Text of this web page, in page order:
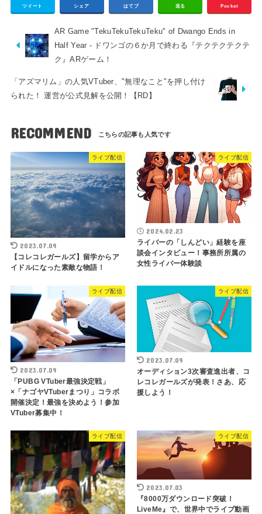
ツイート シェア はてブ 送る Pocket
AR Game "TekuTekuTekuTeku" of Dwango Ends in
Half Year - ドワンゴの６か月で終わる『テクテクテクテ
ク』ARゲーム！
「アズマリム」の人気VTuber、"無理なこと"を押し付け
られた！ 運営が公式見解を公開！【RD】
RECOMMEND
ライブ配信
2023.07.09
【コレコレガールズ】留学からア
イドルになった素敵な物語！
ライブ配信
2024.02.23
ライバーの「しんどい」経験を座
談会インタビュー！事務所所属の
女性ライバー体験談
ライブ配信
2023.07.09
「PUBG VTuber最強決定戦」
×「ナゴヤVTuberまつり」コラボ
開催決定！最強を決めよう！参加
VTuber募集中！
ライブ配信
2023.07.09
オーディション3次審査進出者、コ
レコレガールズが発表！さあ、応
援しよう！
ライブ配信 ライブ配信
2023.07.03
『8000万ダウンロード突破！
LiveMe』で、世界中でライブ動画